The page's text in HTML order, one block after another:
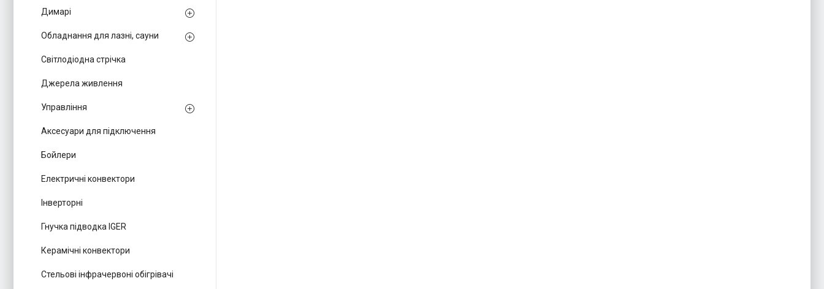
Димарі
Обладнання для лазні, сауни
Світлодіодна стрічка
Джерела живлення
Управління
Аксесуари для підключення
Бойлери
Електричні конвектори
Інверторні
Гнучка підводка IGER
Керамічні конвектори
Стельові інфрачервоні обігрівачі